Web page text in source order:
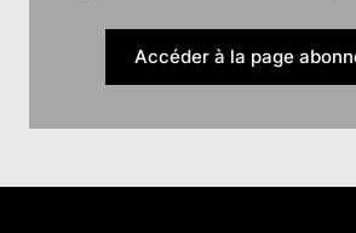
Accéder à la page